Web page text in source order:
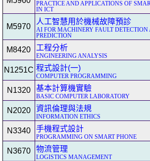
PRACTICE AND APPLICATIONS OF
IN ICT
M5970
人工智慧用於機械故障預診
AI FOR MACHINERY FAULT DETECTION
PREDICTION
M8420 工程分析
ENGINEERING ANALYSIS
N1251C 程式設計(一)
COMPUTER PROGRAMMING
N1320 基本計算機實驗
BASIC COMPUTER LABORATORY
N2020 資訊倫理與法規
INFORMATION ETHICS
N3340 手機程式設計
PROGRAMMING ON SMART PHONE
N3670 物流管理
LOGISTICS MANAGEMENT